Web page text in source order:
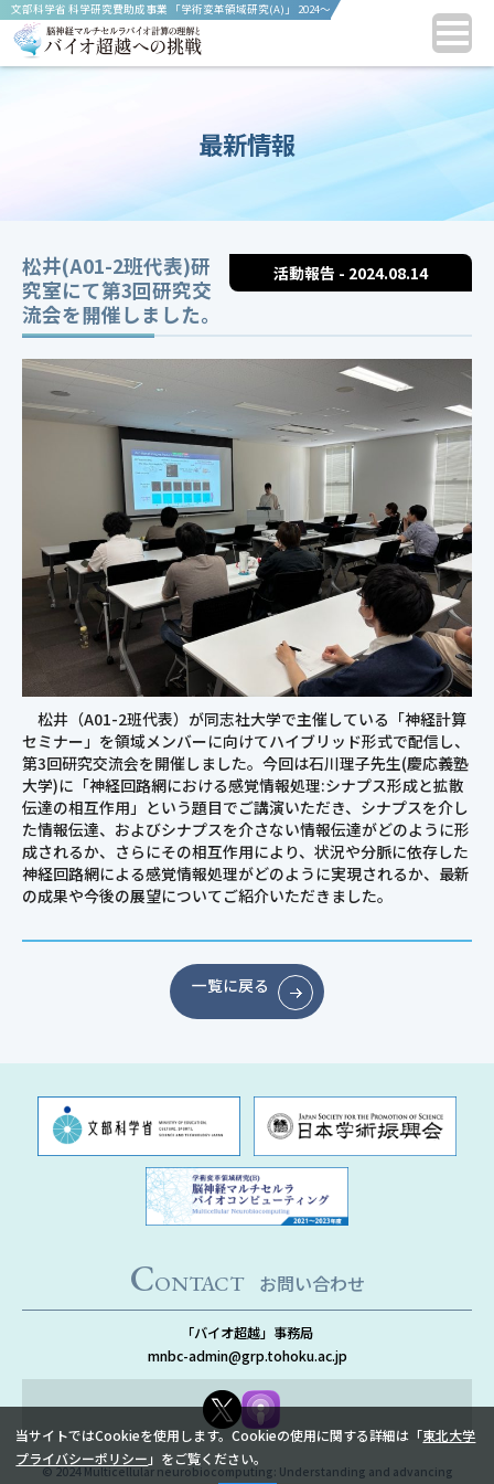
文部科学省 科学研究費助成事業 「学術変革領域研究(A)」 2024〜
2028年度
最新情報
活動報告 - 2024.08.14
松井(A01-2班代表)研
究室にて第3回研究交
流会を開催しました。
松井（A01-2班代表）が同志社大学で主催している「神経計算
セミナー」を領域メンバーに向けてハイブリッド形式で配信し、
第3回研究交流会を開催しました。今回は石川理子先生(慶応義塾
大学)に「神経回路網における感覚情報処理:シナプス形成と拡散
伝達の相互作用」という題目でご講演いただき、シナプスを介し
た情報伝達、およびシナプスを介さない情報伝達がどのように形
成されるか、さらにその相互作用により、状況や分脈に依存した
神経回路網による感覚情報処理がどのように実現されるか、最新
の成果や今後の展望についてご紹介いただきました。
一覧に戻る
CONTACT お問い合わせ
「バイオ超越」事務局
mnbc-admin@grp.tohoku.ac.jp
© 2024 Multicellular neurobiocomputing: Understanding and advancing
当サイトではCookieを使用します。Cookieの使用に関する詳細は「東北大学
プライバシーポリシー 」をご覧ください。